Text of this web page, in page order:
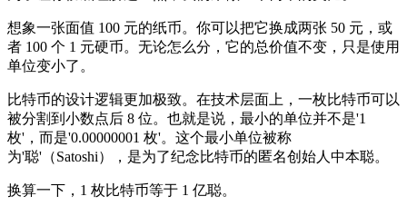
想象一张面值 100 元的纸币。你可以把它换成两张 50 元，或
者 100 个 1 元硬币。无论怎么分，它的总价值不变，只是使用
单位变小了。
比特币的设计逻辑更加极致。在技术层面上，一枚比特币可以
被分割到小数点后 8 位。也就是说，最小的单位并不是'1
枚'，而是'0.00000001 枚'。这个最小单位被称
为'聪'（Satoshi），是为了纪念比特币的匿名创始人中本聪。
换算一下，1 枚比特币等于 1 亿聪。